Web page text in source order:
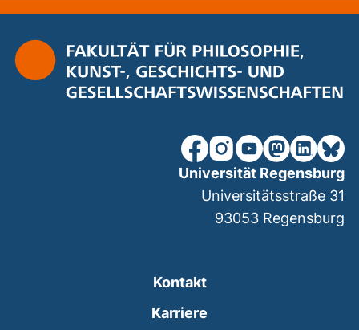
unsere Facebook-Seite
unsere Instagram-
unsere YouTube-
unsereunsere
Kontakt
Karriere
Universität Regensburg
Universitätsstraße 31
93053 Regensburg